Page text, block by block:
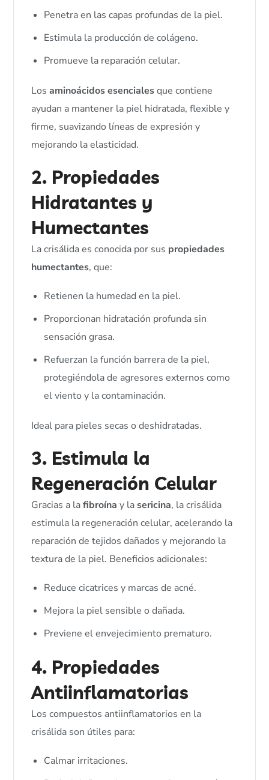
Penetra en las capas profundas de la piel.
Estimula la producción de colágeno.
Promueve la reparación celular.
Losaminoácidos esencialesque contiene
ayudan a mantener la piel hidratada, flexible y
firme, suavizando líneas de expresión y
mejorando la elasticidad.
2. Propiedades
Hidratantes y
Humectantes
La crisálida es conocida por sus propiedades
humectantes, que:
Retienen la humedad en la piel.
Proporcionan hidratación profunda sin
sensación grasa.
Refuerzan la función barrera de la piel,
protegiéndola de agresores externos como
el viento y la contaminación.
Ideal para pieles secas o deshidratadas.
3. Estimula la
Regeneración Celular
Gracias a lafibroína y lasericina, la crisálida
estimula la regeneración celular, acelerando la
reparación de tejidos dañados y mejorando la
textura de la piel. Beneficios adicionales:
Reduce cicatrices y marcas de acné.
Mejora la piel sensible o dañada.
Previene el envejecimiento prematuro.
4. Propiedades
Antiinflamatorias
Los compuestos antiinflamatorios en la
crisálida son útiles para:
Calmar irritaciones.